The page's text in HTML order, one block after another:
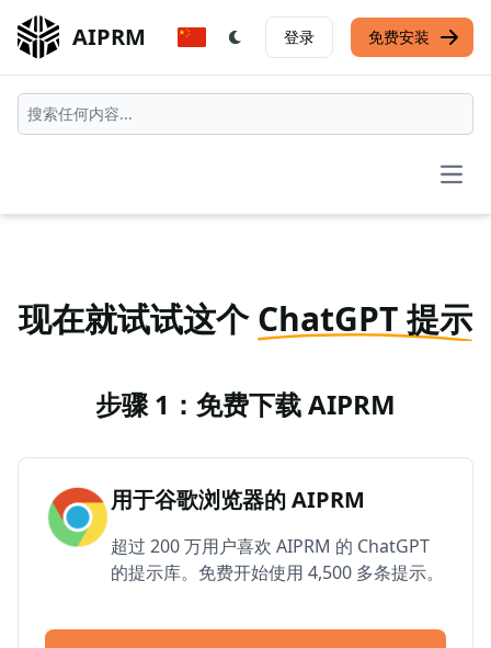
AIPRM 登录 免费安装
现在就试试这个ChatGPT 提示
步骤 1：免费下载 AIPRM
用于谷歌浏览器的 AIPRM
超过 200 万用户喜欢 AIPRM 的 ChatGPT
的提示库。免费开始使用 4,500 多条提示。